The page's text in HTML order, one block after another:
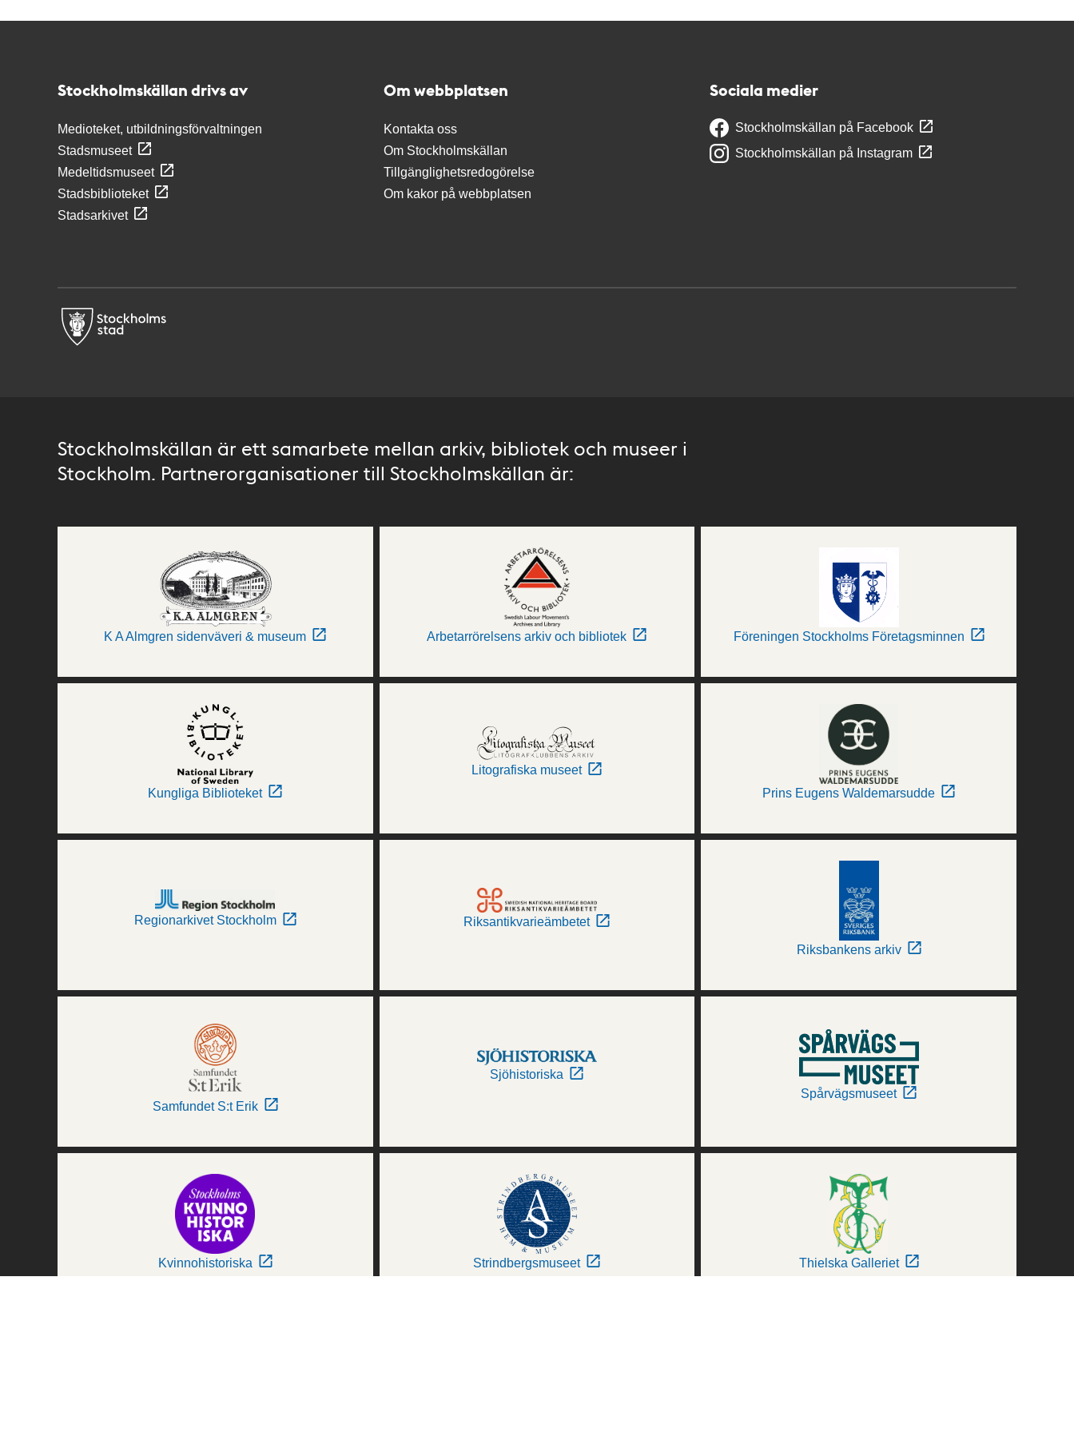
Stockholmskällan drivs av
Medioteket, utbildningsförvaltningen
Stadsmuseet
Medeltidsmuseet
Stadsbiblioteket
Stadsarkivet
Om webbplatsen
Kontakta oss
Om Stockholmskällan
Tillgänglighetsredogörelse
Om kakor på webbplatsen
Sociala medier
Stockholmskällan på Facebook
Stockholmskällan på Instagram
Stockholmskällan är ett samarbete mellan arkiv, bibliotek och museer i
Stockholm. Partnerorganisationer till Stockholmskällan är:
K A Almgren sidenväveri & museum Arbetarrörelsens arkiv och bibliotek Föreningen Stockholms Företagsminnen
Kungliga Biblioteket
Litografiska museet
Prins Eugens Waldemarsudde
Regionarkivet Stockholm Riksantikvarieämbetet
Riksbankens arkiv
Samfundet S:t Erik
Sjöhistoriska
Spårvägsmuseet
Kvinnohistoriska Strindbergsmuseet Thielska Galleriet